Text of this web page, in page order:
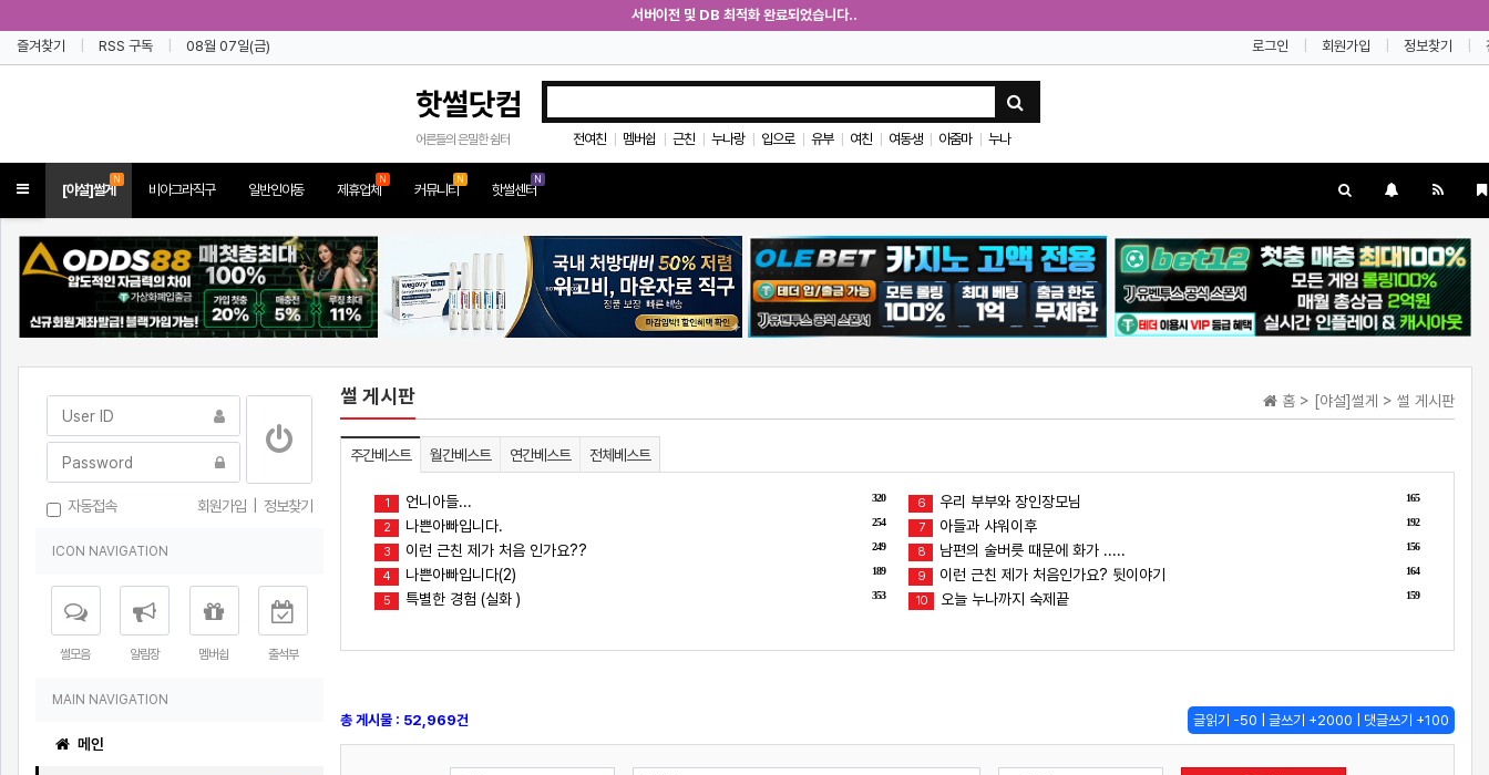
서버이전 및 DB 최적화 완료되었습니다..
즐겨찾기
RSS 구독 08월 07일(금) 로그인 회원가입 정보찾기
핫썰닷컴
어른들의 은밀한 쉼터 전여친 멤버쉽 근친 누나랑 입으로 유부 여친 여동생 아줌마 누나
Toggle[야설]썰게
N
비아그라직구 일반인야동 제휴업체
N
커뮤니티
N
핫썰센터
N
홈 > [야설]썰게 > 썰 게시판
썰 게시판
주간베스트 월간베스트 연간베스트 전체베스트
320
1 언니아들...
254
2 나쁜아빠입니다.
249
3 이런 근친 제가 처음 인가요??
189
4 나쁜아빠입니다(2)
353
5 특별한 경험 (실화 )
165
6 우리 부부와 장인장모님
192
7 아들과 샤워이후
156
8 남편의 술버릇 때문에 화가 .....
164
9 이런 근친 제가 처음인가요? 뒷이야기
159
10 오늘 누나까지 숙제끝
글읽기 -50 | 글쓰기 +2000 | 댓글쓰기 +100
총 게시물 : 52,969건
자동접속 회원가입 정보찾기
ICON NAVIGATION
썰모음 알림장 멤버쉽 출석부
MAIN NAVIGATION
메인